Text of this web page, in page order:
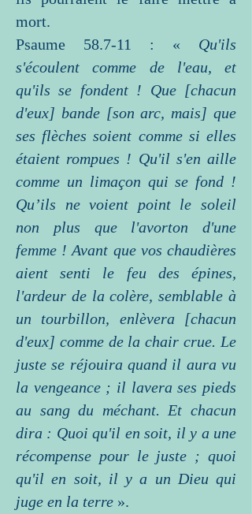
mort.
Psaume 58.7-11 : « Qu'ils
s'écoulent comme de l'eau, et
qu'ils se fondent ! Que [chacun
d'eux] bande [son arc, mais] que
ses flèches soient comme si elles
étaient rompues ! Qu'il s'en aille
comme un limaçon qui se fond !
Qu’ils ne voient point le soleil
non plus que l'avorton d'une
femme ! Avant que vos chaudières
aient senti le feu des épines,
l'ardeur de la colère, semblable à
un tourbillon, enlèvera [chacun
d'eux] comme de la chair crue. Le
juste se réjouira quand il aura vu
la vengeance ; il lavera ses pieds
au sang du méchant. Et chacun
dira : Quoi qu'il en soit, il y a une
récompense pour le juste ; quoi
qu'il en soit, il y a un Dieu qui
juge en la terre ».